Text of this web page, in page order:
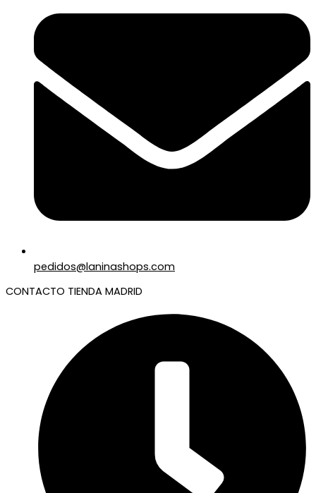
pedidos@laninashops.com
CONTACTO TIENDA MADRID